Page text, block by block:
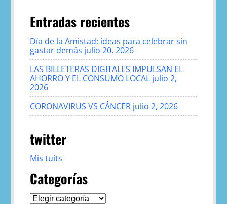
Entradas recientes
Día de la Amistad: ideas para celebrar sin
gastar demás julio 20, 2026
LAS BILLETERAS DIGITALES IMPULSAN EL
AHORRO Y EL CONSUMO LOCAL julio 2,
2026
CORONAVIRUS VS CÁNCER julio 2, 2026
twitter
Mis tuits
Categorías
Categorías